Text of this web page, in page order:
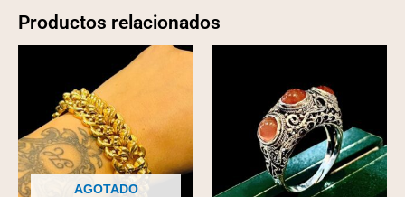
Productos relacionados
AGOTADO